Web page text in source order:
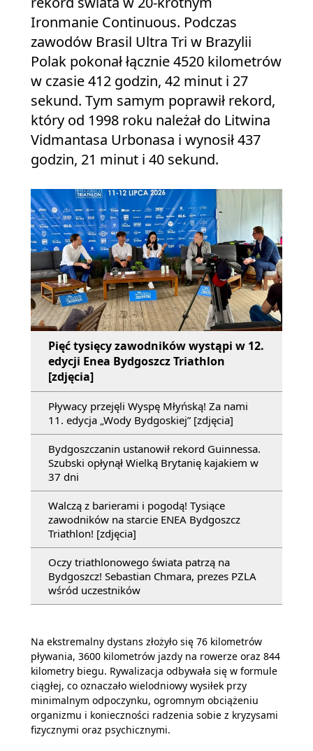
Ironmanie Continuous. Podczas
zawodów Brasil Ultra Tri w Brazylii
Polak pokonał łącznie 4520 kilometrów
w czasie 412 godzin, 42 minut i 27
sekund. Tym samym poprawił rekord,
który od 1998 roku należał do Litwina
Vidmantasa Urbonasa i wynosił 437
godzin, 21 minut i 40 sekund.
Pięć tysięcy zawodników wystąpi w 12.
edycji Enea Bydgoszcz Triathlon
[zdjęcia]
Pływacy przejęli Wyspę Młyńską! Za nami
11. edycja „Wody Bydgoskiej” [zdjęcia]
Bydgoszczanin ustanowił rekord Guinnessa.
Szubski opłynął Wielką Brytanię kajakiem w
37 dni
Walczą z barierami i pogodą! Tysiące
zawodników na starcie ENEA Bydgoszcz
Triathlon! [zdjęcia]
Oczy triathlonowego świata patrzą na
Bydgoszcz! Sebastian Chmara, prezes PZLA
wśród uczestników
Na ekstremalny dystans złożyło się 76 kilometrów
pływania, 3600 kilometrów jazdy na rowerze oraz 844
kilometry biegu. Rywalizacja odbywała się w formule
ciągłej, co oznaczało wielodniowy wysiłek przy
minimalnym odpoczynku, ogromnym obciążeniu
organizmu i konieczności radzenia sobie z kryzysami
fizycznymi oraz psychicznymi.